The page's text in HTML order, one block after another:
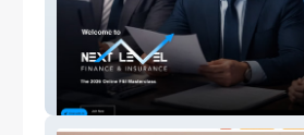
Next Level F&I